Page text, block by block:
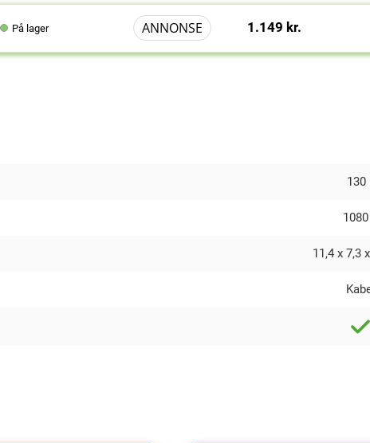
På lager ANNONSE 1.149 kr.
130
11,4 x 7,3